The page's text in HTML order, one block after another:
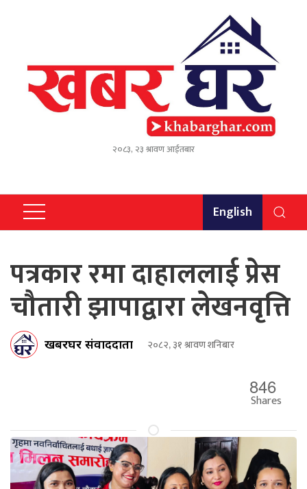
२०८३, २३ श्रावण आईतबार
English
पत्रकार रमा दाहाललाई प्रेस
चौतारी झापाद्वारा लेखनवृत्ति
खबरघर संवाददाता २०८२, ३१ श्रावण शनिबार
846
Shares